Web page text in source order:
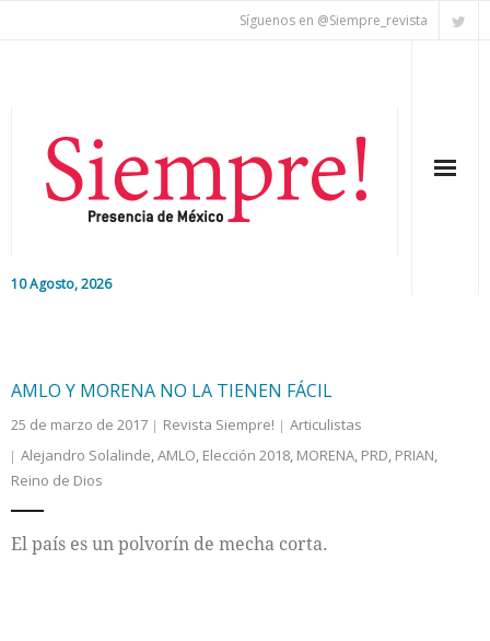
Síguenos en @Siempre_revista
10 Agosto, 2026
Nacional
Colaboradores
Internacional
AMLO Y MORENA NO LA TIENEN FÁCIL
25 de marzo de 2017 Revista Siempre!
Articulistas
Alejandro Solalinde,AMLO, Elección 2018, MORENA, PRD, PRIAN,
Reino de Dios
El país es un polvorín de mecha corta.